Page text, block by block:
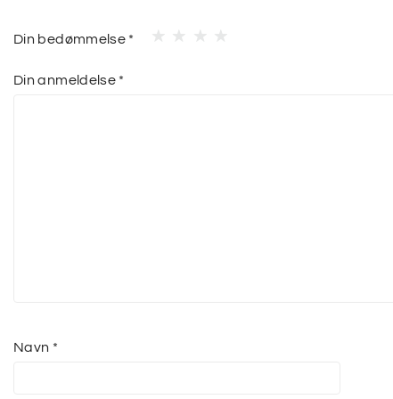
Din bedømmelse *
Din anmeldelse *
Navn *